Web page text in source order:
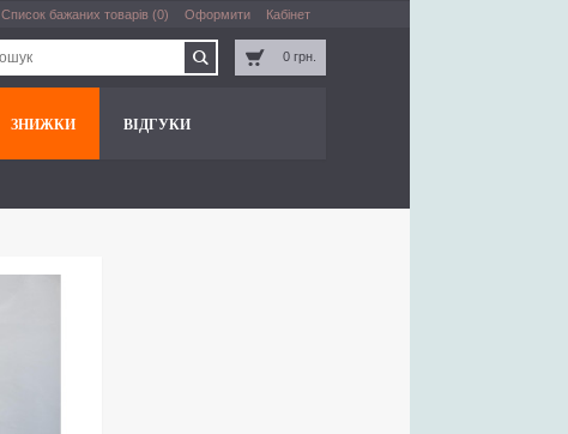
Список бажаних товарів (0) Оформити Кабінет
0 грн.
ЗНИЖКИ ВІДГУКИ